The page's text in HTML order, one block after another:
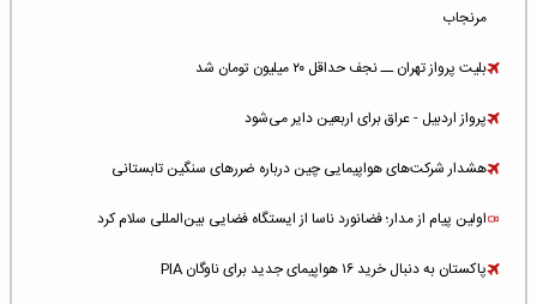
مرنجاب
بلیت پرواز تهران ــ نجف حداقل ۲۰ میلیون تومان شد
پرواز اردبیل - عراق برای اربعین دایر می‌شود
هشدار شرکت‌های هواپیمایی چین درباره ضررهای سنگین تابستانی
اولین پیام از مدار؛ فضانورد ناسا از ایستگاه فضایی بین‌المللی سلام کرد
پاکستان به دنبال خرید ۱۶ هواپیمای جدید برای ناوگان PIA